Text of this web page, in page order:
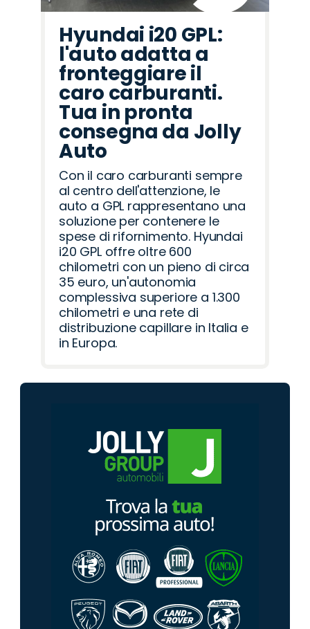
Hyundai i20 GPL:
l'auto adatta a
fronteggiare il
caro carburanti.
Tua in pronta
consegna da Jolly
Auto
Con il caro carburanti sempre
al centro dell'attenzione, le
auto a GPL rappresentano una
soluzione per contenere le
spese di rifornimento. Hyundai
i20 GPL offre oltre 600
chilometri con un pieno di circa
35 euro, un'autonomia
complessiva superiore a 1.300
chilometri e una rete di
distribuzione capillare in Italia e
in Europa.